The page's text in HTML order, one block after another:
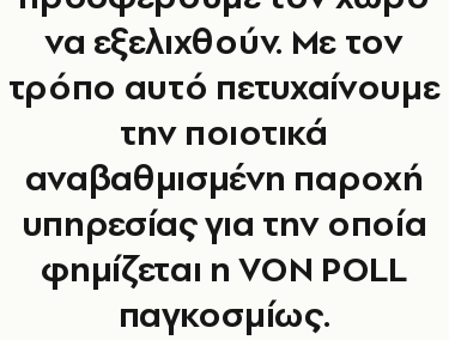
να εξελιχθούν. Με τον
τρόπο αυτό πετυχαίνουμε
την ποιοτικά
αναβαθμισμένη παροχή
υπηρεσίας για την οποία
φημίζεται η VON POLL
παγκοσμίως.